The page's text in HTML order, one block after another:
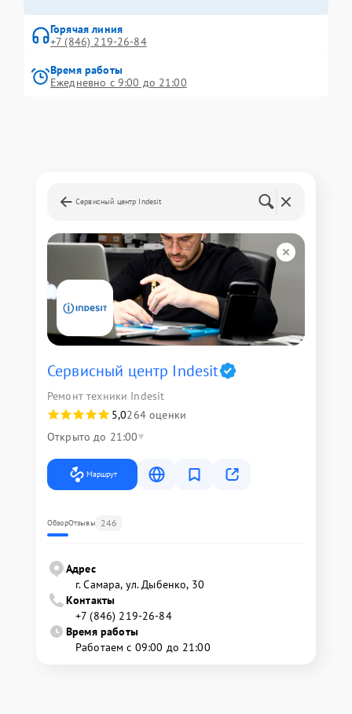
Горячая линия
+7 (846) 219-26-84
Время работы
Ежедневно с 9:00 до 21:00
Сервисный центр Indesit
Сервисный центр Indesit
Ремонт техники Indesit
5,0264 оценки
Открыто до 21:00
Маршрут
ОбзорОтзывы 246
Адрес
г. Самара, ул. Дыбенко, 30
Контакты
+7 (846) 219-26-84
Время работы
Работаем с 09:00 до 21:00